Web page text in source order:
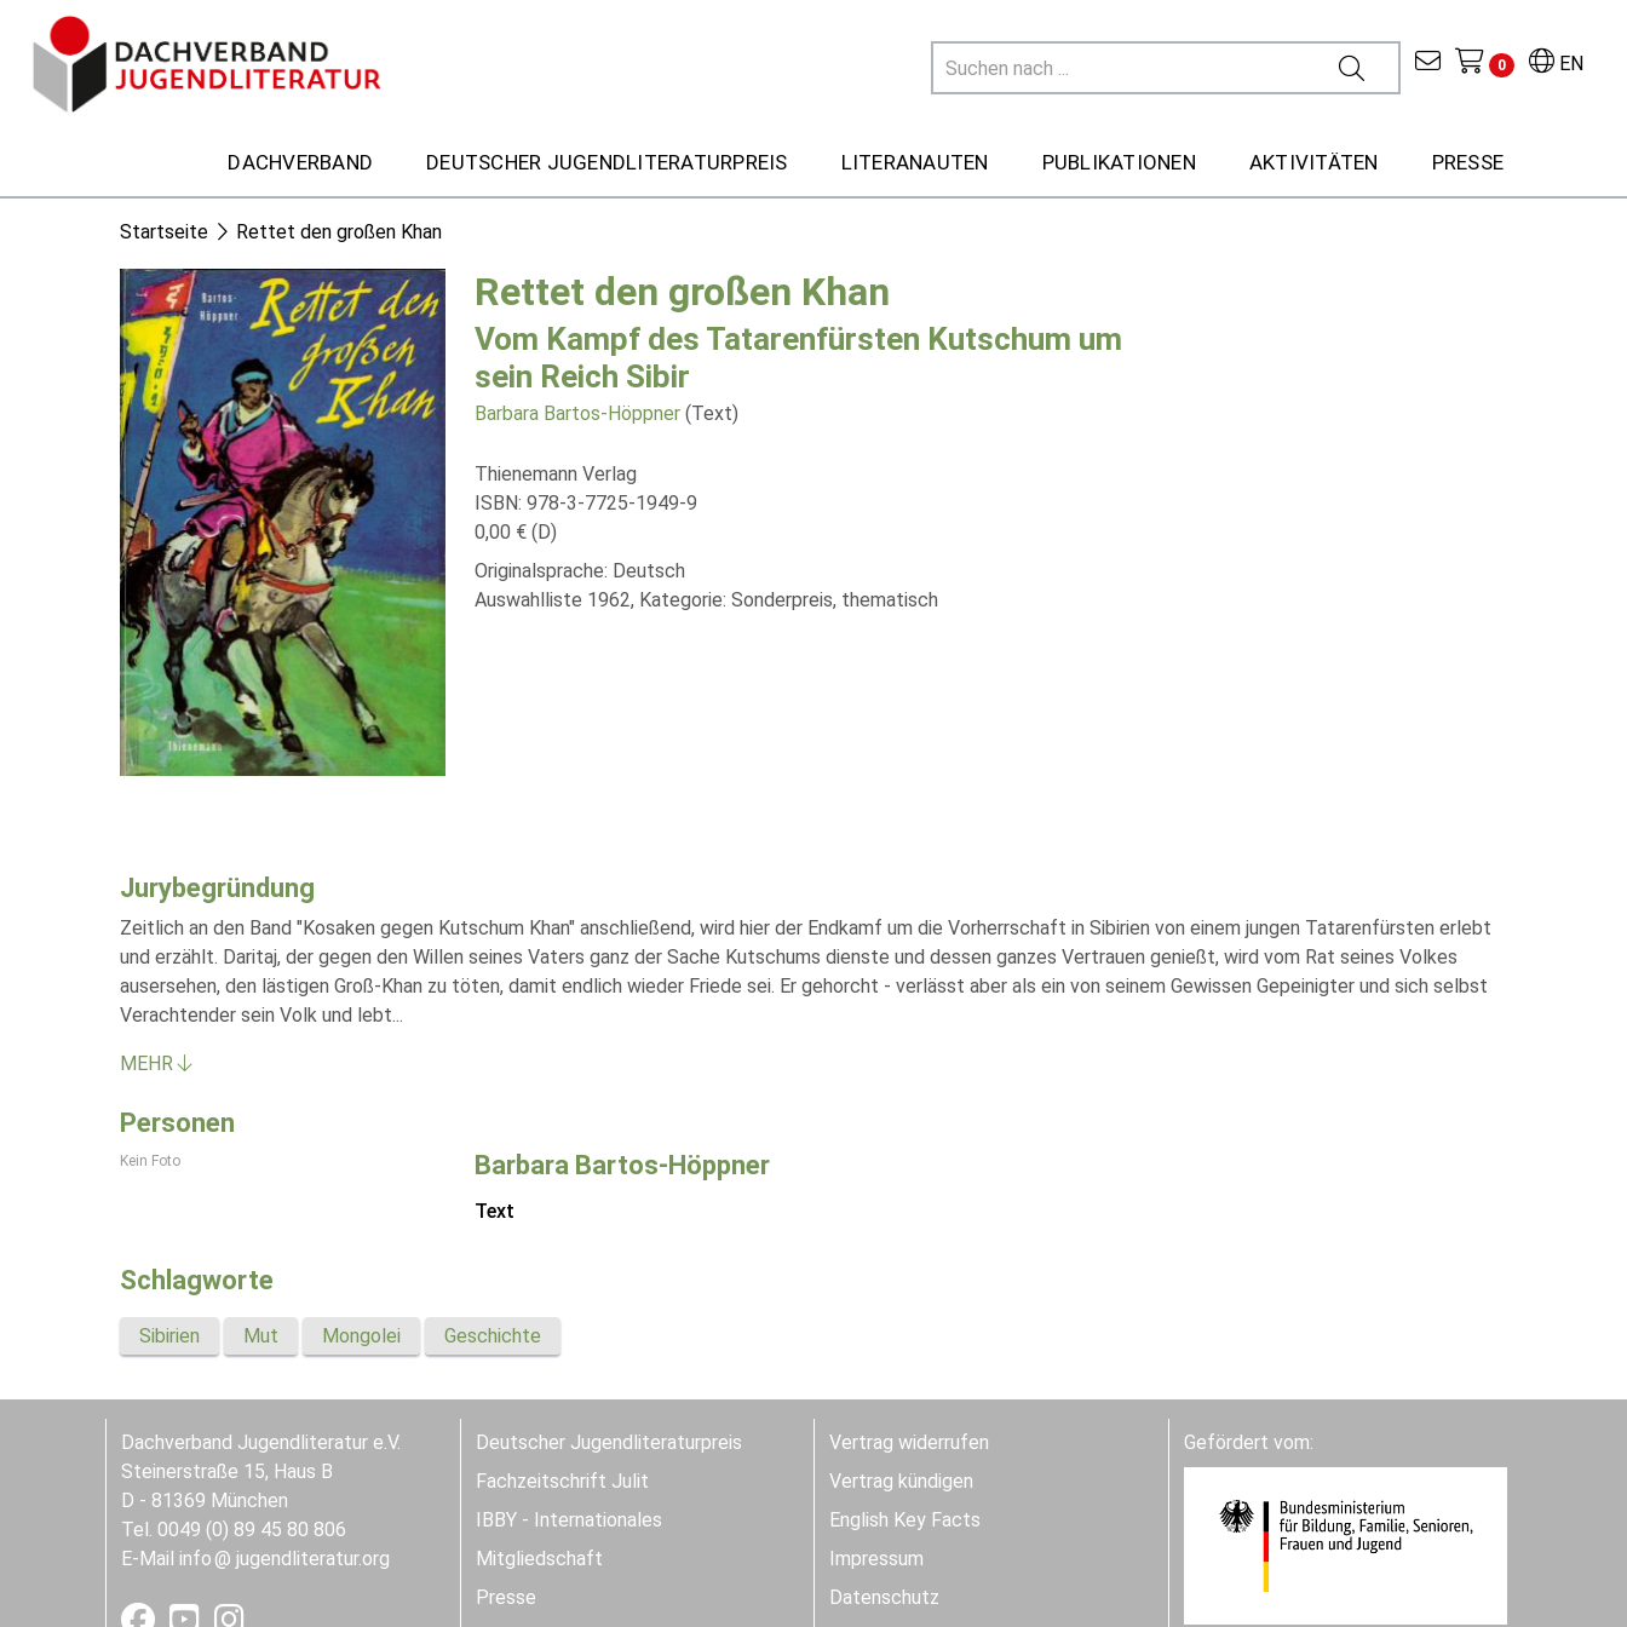
EN
0
DACHVERBAND DEUTSCHER JUGENDLITERATURPREIS LITERANAUTEN PUBLIKATIONEN AKTIVITÄTEN PRESSE
Startseite Rettet den großen Khan
Rettet den großen Khan
Vom Kampf des Tatarenfürsten Kutschum um
sein Reich Sibir
Barbara Bartos-Höppner (Text)
Thienemann Verlag
ISBN: 978-3-7725-1949-9
0,00 € (D)
Originalsprache: Deutsch
Auswahlliste 1962, Kategorie: Sonderpreis, thematisch
Jurybegründung
Zeitlich an den Band "Kosaken gegen Kutschum Khan" anschließend, wird hier der Endkamf um die Vorherrschaft in Sibirien von einem jungen Tatarenfürsten erlebt
und erzählt. Daritaj, der gegen den Willen seines Vaters ganz der Sache Kutschums dienste und dessen ganzes Vertrauen genießt, wird vom Rat seines Volkes
ausersehen, den lästigen Groß-Khan zu töten, damit endlich wieder Friede sei. Er gehorcht - verlässt aber als ein von seinem Gewissen Gepeinigter und sich selbst
Verachtender sein Volk und lebt...
MEHR
Personen
Kein Foto Barbara Bartos-Höppner
Text
Schlagworte
Sibirien Mut Mongolei Geschichte
Dachverband Jugendliteratur e.V.
Steinerstraße 15, Haus B
D - 81369 München
Tel. 0049 (0) 89 45 80 806
E-Mail info jugendliteratur.org
Deutscher Jugendliteraturpreis
Fachzeitschrift Julit
IBBY - Internationales
Mitgliedschaft
Presse
Vertrag widerrufen
Vertrag kündigen
English Key Facts
Impressum
Datenschutz
Gefördert vom: